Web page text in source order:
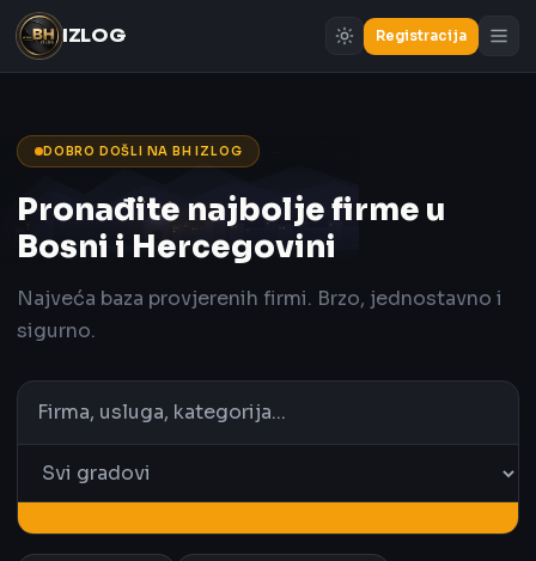
IZLOG Registracija
DOBRO DOŠLI NA BH IZLOG
Pronađite najbolje firme u
Bosni i Hercegovini
Najveća baza provjerenih firmi. Brzo, jednostavno i
sigurno.